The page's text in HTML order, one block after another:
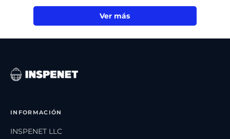
Ver más
INFORMACIÓN
INSPENET LLC